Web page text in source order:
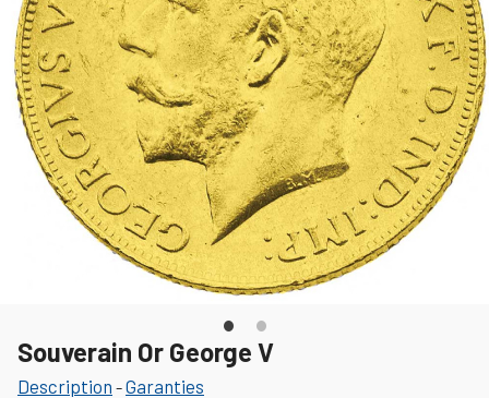
Souverain Or George V
Description -Garanties